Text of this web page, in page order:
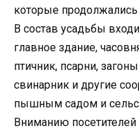
которые продолжались
В состав усадьбы
главное здание,
птичник, псарни,
свинарник и другие
пышным садом и
Вниманию